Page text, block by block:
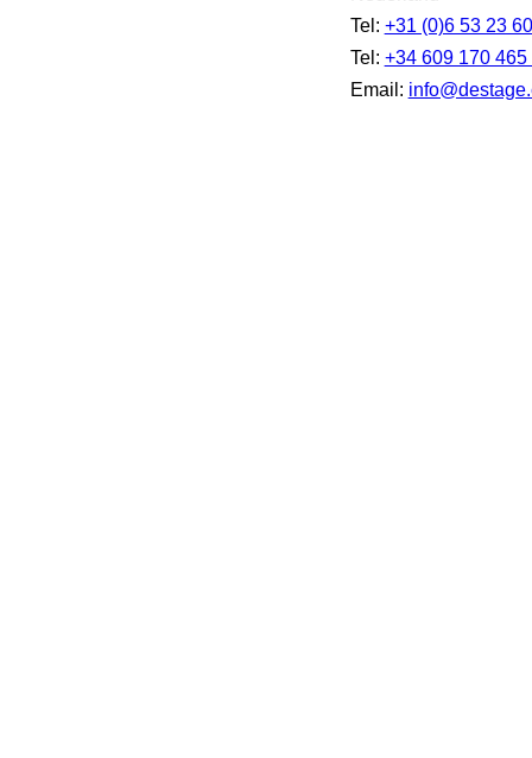
Tel: +31 (0)6 53 23
Tel: +34 609 170 465
Email: